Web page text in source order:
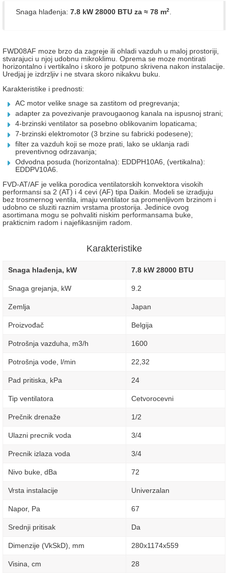
Snaga hlađenja: 7.8 kW 28000 BTU za ≈ 78 m2.
FWD08AF moze brzo da zagreje ili ohladi vazduh u maloj prostoriji,
stvarajuci u njoj udobnu mikroklimu. Oprema se moze montirati
horizontalno i vertikalno i skoro je potpuno skrivena nakon instalacije.
Uredjaj je izdrzljiv i ne stvara skoro nikakvu buku.
Karakteristike i prednosti:
AC motor velike snage sa zastitom od pregrevanja;
adapter za povezivanje pravougaonog kanala na ispusnoj strani;
4-brzinski ventilator sa posebno oblikovanim lopaticama;
7-brzinski elektromotor (3 brzine su fabricki podesene);
filter za vazduh koji se moze prati, lako se uklanja radi
preventivnog odrzavanja;
Odvodna posuda (horizontalna): EDDPH10A6, (vertikalna):
EDDPV10A6.
FVD-AT/AF je velika porodica ventilatorskih konvektora visokih
performansi sa 2 (AT) i 4 cevi (AF) tipa Daikin. Modeli se izradjuju
bez trosmernog ventila, imaju ventilator sa promenljivom brzinom i
udobno ce sluziti raznim vrstama prostorija. Jedinice ovog
asortimana mogu se pohvaliti niskim performansama buke,
prakticnim radom i najefikasnijim radom.
Karakteristike
Snaga hlađenja, kW 7.8 kW 28000 BTU
Snaga grejanja, kW 9.2
Zemlja Japan
Proizvođač Belgija
Potrošnja vazduha, m3/h 1600
Potrošnja vode, l/min 22,32
Pad pritiska, kPa 24
Tip ventilatora Cetvorocevni
Prečnik drenaže 1/2
Ulazni precnik voda 3/4
Precnik izlaza voda 3/4
Nivo buke, dBa 72
Vrsta instalacije Univerzalan
Napor, Pa 67
Srednji pritisak Da
Dimenzije (VkSkD), mm 280x1174x559
Visina, сm 28